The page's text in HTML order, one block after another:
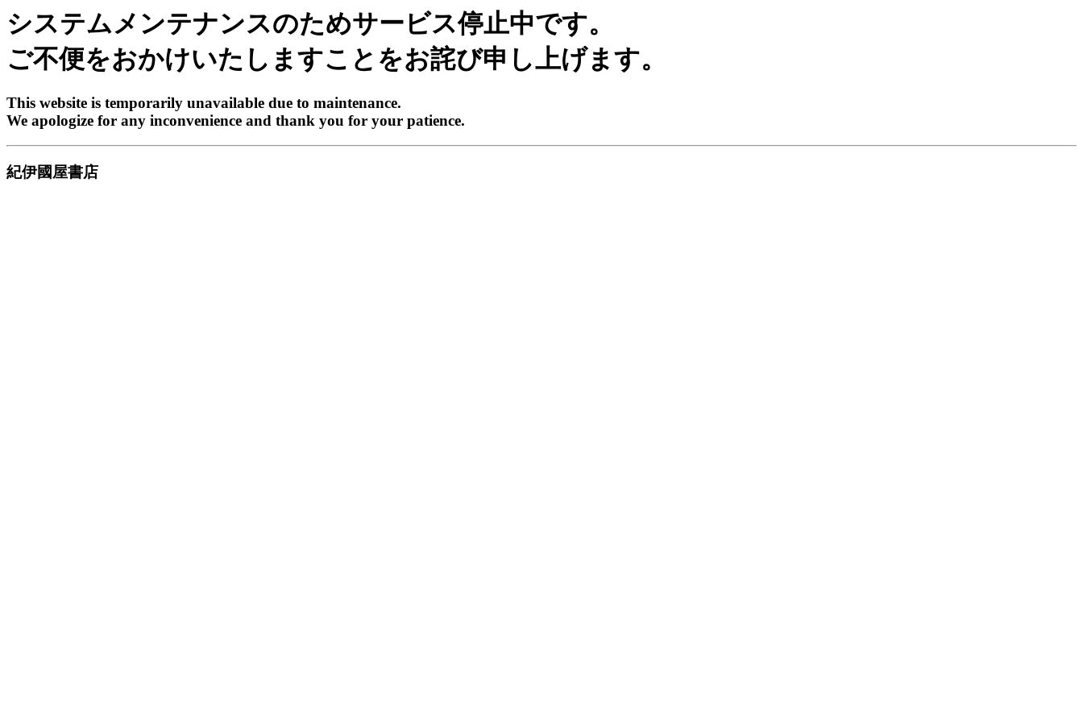
システムメンテナンスのためサービス停止中です。
ご不便をおかけいたしますことをお詫び申し上げます。
This website is temporarily unavailable due to maintenance.
We apologize for any inconvenience and thank you for your patience.
紀伊國屋書店